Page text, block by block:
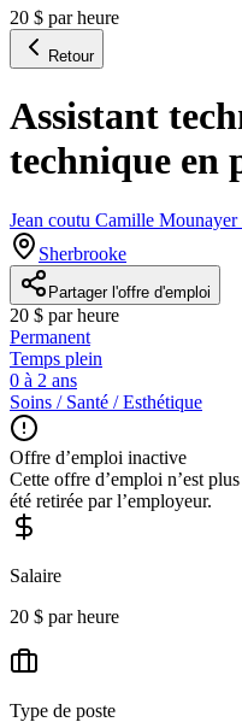
20 $ par heure
Retour
Assistant
technique en
Jean coutu Camille
Sherbrooke
Partager l'offre d'emploi
20 $ par heure
Permanent
Temps plein
0 à 2 ans
Soins / Santé / Esthétique
Offre d’emploi inactive
Cette offre d’emploi n’est
été retirée par l’employeur.
Salaire
20 $ par heure
Type de poste